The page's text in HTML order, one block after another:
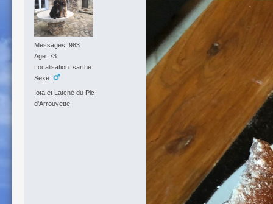
Messages: 983
Age: 73
Localisation: sarthe
Sexe:
Iota et Latché du Pic
d'Arrouyette